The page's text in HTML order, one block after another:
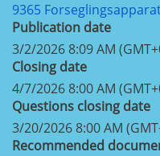
9365
Publication date
3/2/2026 8:09 AM
Closing date
4/7/2026 8:00 AM
Questions closing date
3/20/2026 8:00 AM
Recommended